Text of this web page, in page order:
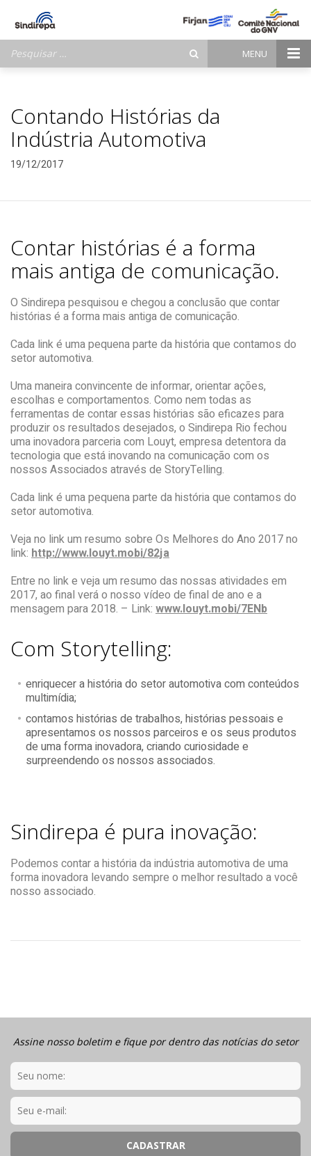
por:
MENU
Contando Histórias da
Indústria Automotiva
19/12/2017
Contar histórias é a forma
mais antiga de comunicação.
O Sindirepa pesquisou e chegou a conclusão que contar
histórias é a forma mais antiga de comunicação.
Cada link é uma pequena parte da história que contamos do
setor automotiva.
Uma maneira convincente de informar, orientar ações,
escolhas e comportamentos. Como nem todas as
ferramentas de contar essas histórias são eficazes para
produzir os resultados desejados, o Sindirepa Rio fechou
uma inovadora parceria com Louyt, empresa detentora da
tecnologia que está inovando na comunicação com os
nossos Associados através de StoryTelling.
Cada link é uma pequena parte da história que contamos do
setor automotiva.
Veja no link um resumo sobre Os Melhores do Ano 2017 no
link: http://www.louyt.mobi/82ja
Entre no link e veja um resumo das nossas atividades em
2017, ao final verá o nosso vídeo de final de ano e a
mensagem para 2018. – Link: www.louyt.mobi/7ENb
Com Storytelling:
enriquecer a história do setor automotiva com conteúdos
multimídia;
contamos histórias de trabalhos, histórias pessoais e
apresentamos os nossos parceiros e os seus produtos
de uma forma inovadora, criando curiosidade e
surpreendendo os nossos associados.
Sindirepa é pura inovação:
Podemos contar a história da indústria automotiva de uma
forma inovadora levando sempre o melhor resultado a você
nosso associado.
Assine nosso boletim e fique por dentro das notícias do setor